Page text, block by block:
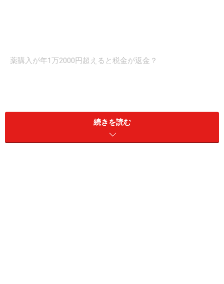
薬購入が年1万2000円超えると税金が返金？
制の手続きができ、恩恵を受けられるのは、平成29年1
月から12月までの所得が確定する、平成30年以降になり
続きを読む